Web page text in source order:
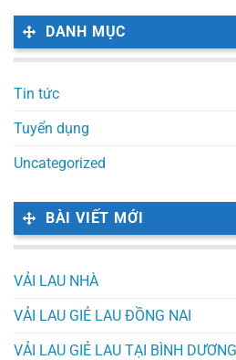
DANH MỤC
Tin tức
Tuyển dụng
Uncategorized
BÀI VIẾT MỚI
VẢI LAU NHÀ
VẢI LAU GIẺ LAU ĐỒNG NAI
VẢI LAU GIẺ LAU TẠI BÌNH DƯƠNG